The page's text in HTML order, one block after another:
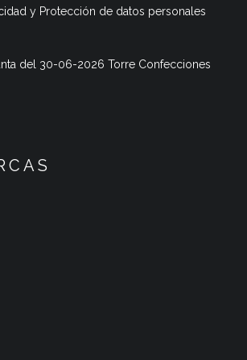
y Protección de datos personales
del 30-06-2026 Torre Confecciones